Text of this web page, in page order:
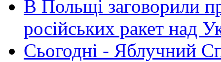
В Польщі заговорили
російських ракет над
Сьогодні - Яблучний